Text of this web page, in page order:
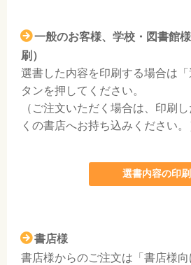
一般のお客様、学校・図書館
刷）
選書した内容を印刷する場合は
タンを押してください。
（ご注文いただく場合は、印刷
くの書店へお持ち込みください。
選書内容の印刷
書店様
書店様からのご注文は「書店様